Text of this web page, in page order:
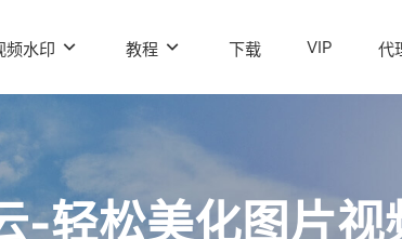
频水印 教程 下载 VIP 代
-轻松美化图片视